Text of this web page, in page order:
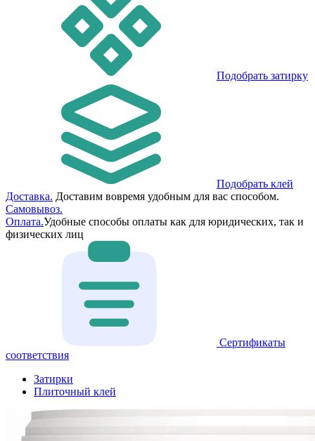
Подобрать затирку
Подобрать клей
Доставка. Доставим вовремя удобным для вас способом.
Самовывоз.
Оплата.Удобные способы оплаты как для юридических, так и
физических лиц
Сертификаты
соответствия
Затирки
Плиточный клей